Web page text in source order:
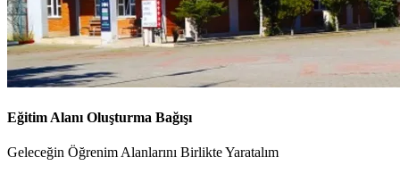
Eğitim Alanı Oluşturma Bağışı
Geleceğin Öğrenim Alanlarını Birlikte Yaratalım